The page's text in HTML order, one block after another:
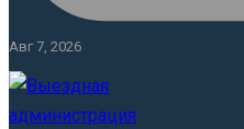
Авг 7, 2026